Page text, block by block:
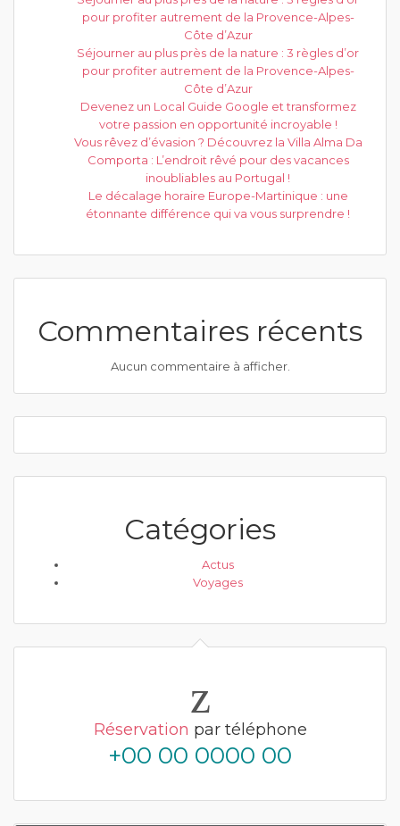
pour profiter autrement de la Provence-Alpes-
Côte d’Azur
Séjourner au plus près de la nature : 3 règles d’or
pour profiter autrement de la Provence-Alpes-
Côte d’Azur
Devenez un Local Guide Google et transformez
votre passion en opportunité incroyable !
Vous rêvez d’évasion ? Découvrez la Villa Alma Da
Comporta : L’endroit rêvé pour des vacances
inoubliables au Portugal !
Le décalage horaire Europe-Martinique : une
étonnante différence qui va vous surprendre !
Commentaires récents
Aucun commentaire à afficher.
Catégories
Actus
Voyages
Réservation par téléphone
+00 00 0000 00